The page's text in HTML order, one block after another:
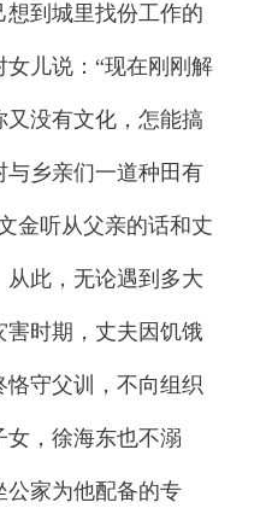
想到城里找份工作的
儿说：“现在刚刚解
没有文化，怎能搞
乡亲们一道种田有
金听从父亲的话和丈
此，无论遇到多大
害时期，丈夫因饥饿
守父训，不向组织
，徐海东也不溺
公家为他配备的专